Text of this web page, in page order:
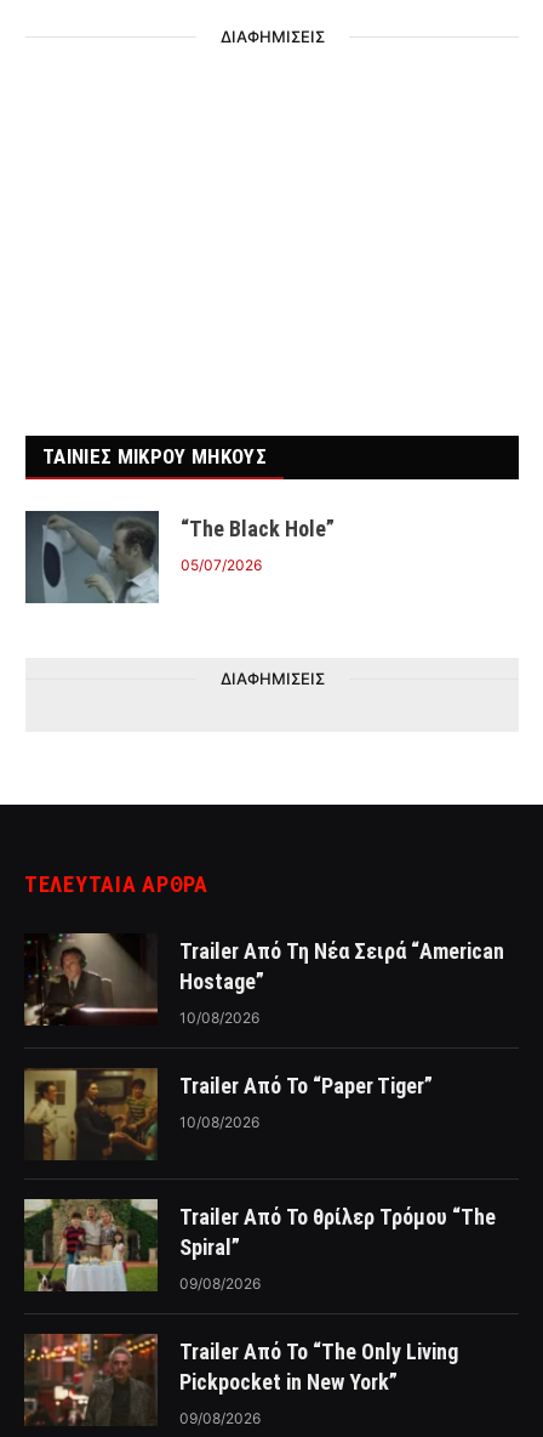
ΔΙΑΦΗΜΙΣΕΙΣ
ΤΑΙΝΙΕΣ ΜΙΚΡΟΥ ΜΗΚΟΥΣ
“The Black Hole”
05/07/2026
ΔΙΑΦΗΜΙΣΕΙΣ
ΤΕΛΕΥΤΑΙΑ ΑΡΘΡΑ
Trailer Από Τη Νέα Σειρά “American
Hostage”
10/08/2026
Trailer Από Το “Paper Tiger”
10/08/2026
Trailer Από Το θρίλερ Τρόμου “The
Spiral”
09/08/2026
Trailer Από Το “The Only Living
Pickpocket in New York”
09/08/2026